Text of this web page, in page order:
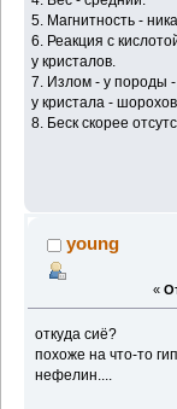
5. Магнитность -
6. Реакция с
у кристалов.
7. Излом - у породы -
у кристала -
8. Беск скорее
young
«
откуда сиё?
похоже на что-то
нефелин....